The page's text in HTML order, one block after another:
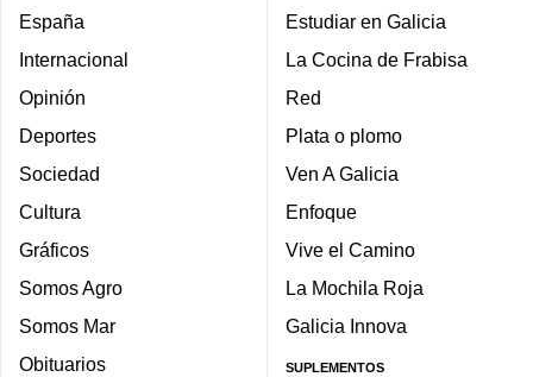
España
Internacional
Opinión
Deportes
Sociedad
Cultura
Gráficos
Somos Agro
Somos Mar
Obituarios
Estudiar en Galicia
La Cocina de Frabisa
Red
Plata o plomo
Ven A Galicia
Enfoque
Vive el Camino
La Mochila Roja
Galicia Innova
SUPLEMENTOS